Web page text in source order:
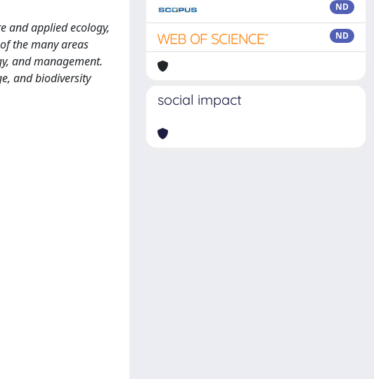
and applied ecology,
the many areas
and management.
and biodiversity
ND
ND
social impact